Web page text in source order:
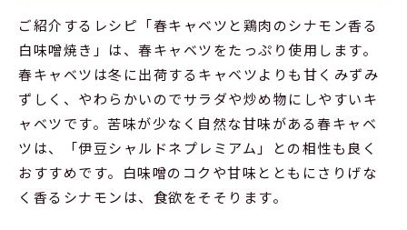
ご紹介するレシピ「春キャベツと鶏肉のシナモン香る
白味噌焼き」は、春キャベツをたっぷり使用します。
春キャベツは冬に出荷するキャベツよりも甘くみずみ
ずしく、やわらかいのでサラダや炒め物にしやすいキ
ャベツです。苦味が少なく自然な甘味がある春キャベ
ツは、「伊豆シャルドネプレミアム」との相性も良く
おすすめです。白味噌のコクや甘味とともにさりげな
く香るシナモンは、食欲をそそります。